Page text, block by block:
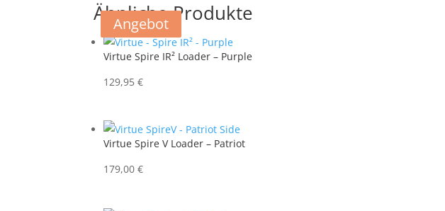
Ähnliche Produkte
Virtue Spire IR² Loader – Purple
129,95 €
Virtue Spire V Loader – Patriot
179,00 €
Angebot
Angebot